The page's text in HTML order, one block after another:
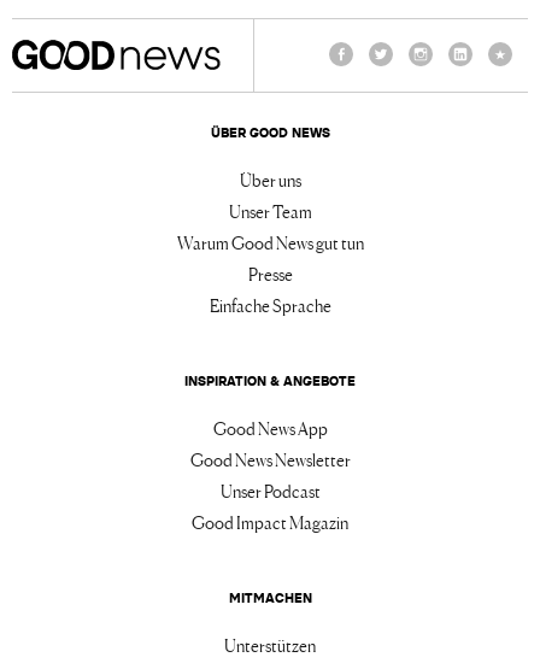
ÜBER GOOD NEWS
Über uns
Unser Team
Warum Good News gut tun
Presse
Einfache Sprache
INSPIRATION & ANGEBOTE
Good News App
Good News Newsletter
Unser Podcast
Good Impact Magazin
MITMACHEN
Unterstützen